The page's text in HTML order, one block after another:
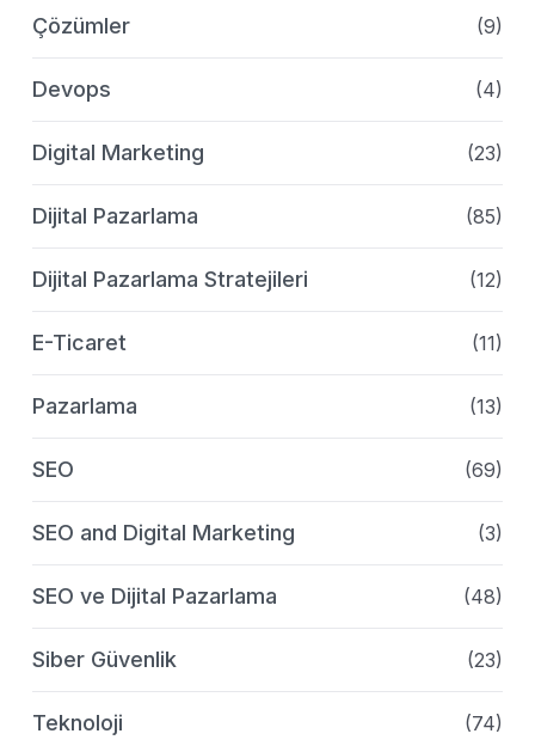
Çözümler (9)
Devops (4)
Digital Marketing (23)
Dijital Pazarlama (85)
Dijital Pazarlama Stratejileri (12)
E-Ticaret (11)
Pazarlama (13)
SEO (69)
SEO and Digital Marketing (3)
SEO ve Dijital Pazarlama (48)
Siber Güvenlik (23)
Teknoloji (74)